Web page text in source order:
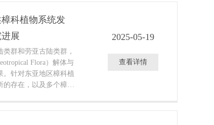
科植物系统发
展
群和劳亚古陆类群，
Flora）解体与
。针对东亚地区樟科植
的存在，以及多个樟科
2025-05-19
查看详情